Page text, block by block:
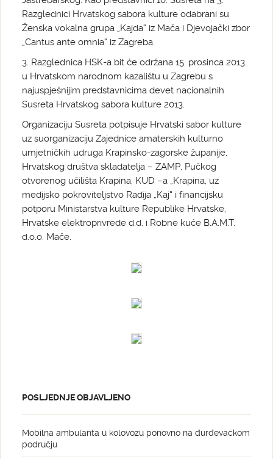
Razglednici Hrvatskog sabora kulture odabrani su
Ženska vokalna grupa „Kajda“ iz Mača i Djevojački zbor
„Cantus ante omnia“ iz Zagreba.
3. Razglednica HSK-a bit će održana 15. prosinca 2013.
u Hrvatskom narodnom kazalištu u Zagrebu s
najuspješnijim predstavnicima devet nacionalnih
Susreta Hrvatskog sabora kulture 2013.
Organizaciju Susreta potpisuje Hrvatski sabor kulture
uz suorganizaciju Zajednice amaterskih kulturno
umjetničkih udruga Krapinsko-zagorske županije,
Hrvatskog društva skladatelja – ZAMP, Pučkog
otvorenog učilišta Krapina, KUD –a „Krapina, uz
medijsko pokroviteljstvo Radija „Kaj“ i financijsku
potporu Ministarstva kulture Republike Hrvatske,
Hrvatske elektroprivrede d.d. i Robne kuće B.A.M.T.
d.o.o. Mače.
POSLJEDNJE OBJAVLJENO
Mobilna ambulanta u kolovozu ponovno na đurđevačkom
području